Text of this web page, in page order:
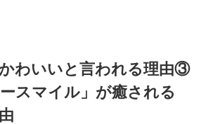
わいいと言われる理由③
ースマイル」が癒される